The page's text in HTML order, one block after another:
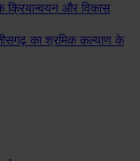
और विकास
का श्रमिक कल्याण के